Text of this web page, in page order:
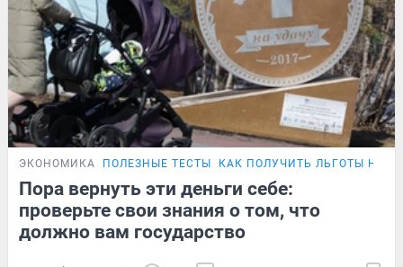
ЭКОНОМИКА ПОЛЕЗНЫЕ ТЕСТЫ КАК ПОЛУЧИТЬ ЛЬГОТЫ НА
Пора вернуть эти деньги себе:
проверьте свои знания о том, что
должно вам государство